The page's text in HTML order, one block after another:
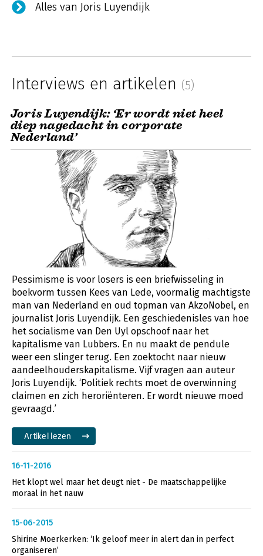
Alles van Joris Luyendijk
Interviews en artikelen (5)
Joris Luyendijk: ‘Er wordt niet heel
diep nagedacht in corporate
Nederland’
Pessimisme is voor losers is een briefwisseling in
boekvorm tussen Kees van Lede, voormalig machtigste
man van Nederland en oud topman van AkzoNobel, en
journalist Joris Luyendijk. Een geschiedenisles van hoe
het socialisme van Den Uyl opschoof naar het
kapitalisme van Lubbers. En nu maakt de pendule
weer een slinger terug. Een zoektocht naar nieuw
aandeelhouderskapitalisme. Vijf vragen aan auteur
Joris Luyendijk. ‘Politiek rechts moet de overwinning
claimen en zich heroriënteren. Er wordt nieuwe moed
gevraagd.’
Artikel lezen
16-11-2016
Het klopt wel maar het deugt niet - De maatschappelijke
moraal in het nauw
15-06-2015
Shirine Moerkerken: ‘Ik geloof meer in alert dan in perfect
organiseren’